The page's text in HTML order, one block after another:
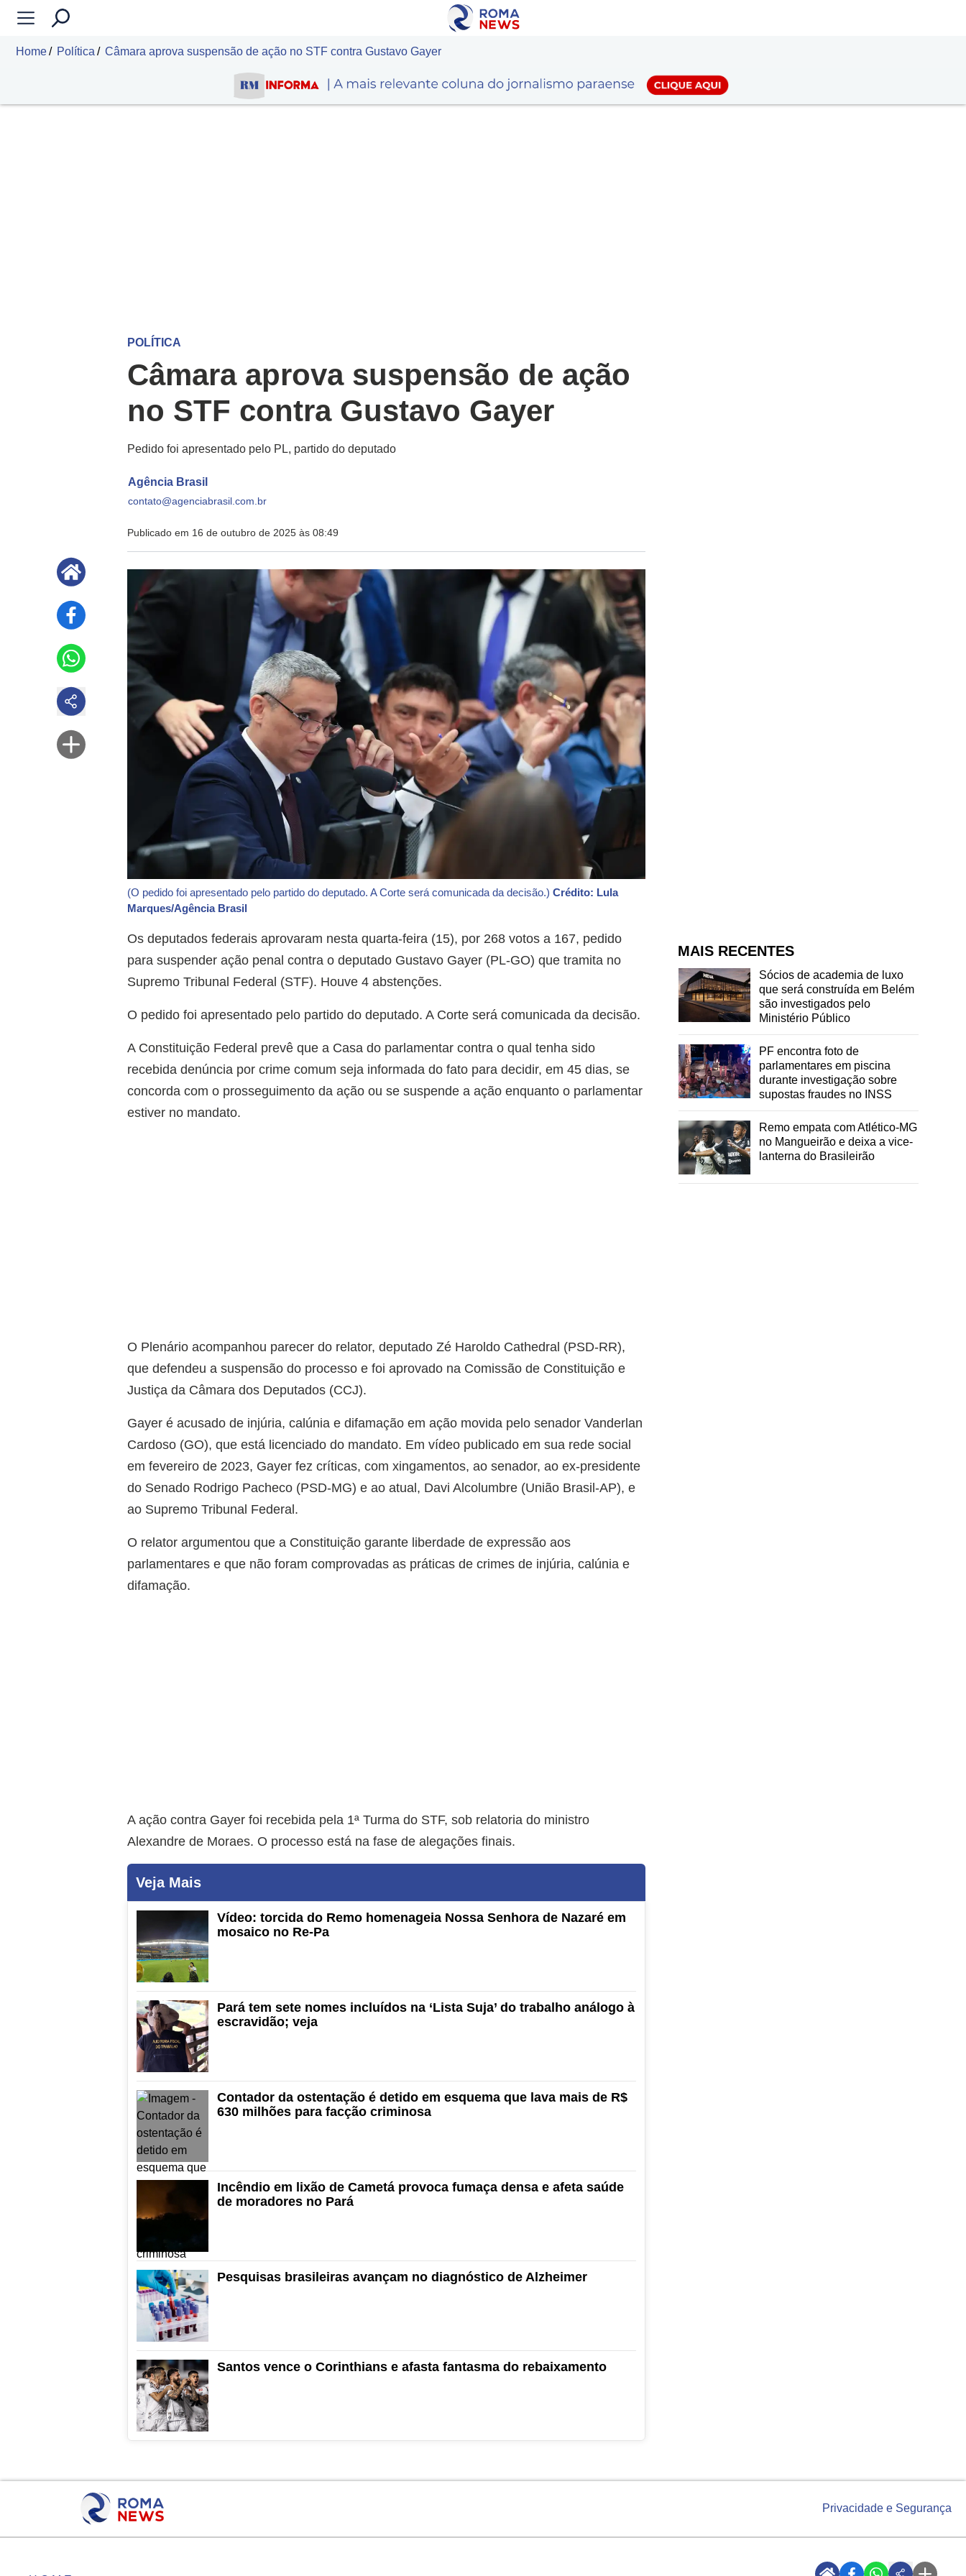
Home Política Câmara aprova suspensão de ação no STF contra Gustavo Gayer
POLÍTICA
Câmara aprova suspensão de ação
no STF contra Gustavo Gayer
Pedido foi apresentado pelo PL, partido do deputado
Agência Brasil
contato@agenciabrasil.com.br
Publicado em 16 de outubro de 2025 às 08:49
(O pedido foi apresentado pelo partido do deputado. A Corte será comunicada da decisão.)Crédito: Lula
Marques/Agência Brasil
Os deputados federais aprovaram nesta quarta-feira (15), por 268 votos a 167, pedido
para suspender ação penal contra o deputado Gustavo Gayer (PL-GO) que tramita no
Supremo Tribunal Federal (STF). Houve 4 abstenções.
O pedido foi apresentado pelo partido do deputado. A Corte será comunicada da decisão.
A Constituição Federal prevê que a Casa do parlamentar contra o qual tenha sido
recebida denúncia por crime comum seja informada do fato para decidir, em 45 dias, se
concorda com o prosseguimento da ação ou se suspende a ação enquanto o parlamentar
estiver no mandato.
O Plenário acompanhou parecer do relator, deputado Zé Haroldo Cathedral (PSD-RR),
que defendeu a suspensão do processo e foi aprovado na Comissão de Constituição e
Justiça da Câmara dos Deputados (CCJ).
Gayer é acusado de injúria, calúnia e difamação em ação movida pelo senador Vanderlan
Cardoso (GO), que está licenciado do mandato. Em vídeo publicado em sua rede social
em fevereiro de 2023, Gayer fez críticas, com xingamentos, ao senador, ao ex-presidente
do Senado Rodrigo Pacheco (PSD-MG) e ao atual, Davi Alcolumbre (União Brasil-AP), e
ao Supremo Tribunal Federal.
O relator argumentou que a Constituição garante liberdade de expressão aos
parlamentares e que não foram comprovadas as práticas de crimes de injúria, calúnia e
difamação.
A ação contra Gayer foi recebida pela 1ª Turma do STF, sob relatoria do ministro
Alexandre de Moraes. O processo está na fase de alegações finais.
Veja Mais
Vídeo: torcida do Remo homenageia Nossa Senhora de Nazaré em
mosaico no Re-Pa
Pará tem sete nomes incluídos na ‘Lista Suja’ do trabalho análogo à
escravidão; veja
Contador da ostentação é detido em esquema que lava mais de R$
630 milhões para facção criminosa
Incêndio em lixão de Cametá provoca fumaça densa e afeta saúde
de moradores no Pará
Pesquisas brasileiras avançam no diagnóstico de Alzheimer
Santos vence o Corinthians e afasta fantasma do rebaixamento
MAIS RECENTES
Sócios de academia de luxo
que será construída em Belém
são investigados pelo
Ministério Público
PF encontra foto de
parlamentares em piscina
durante investigação sobre
supostas fraudes no INSS
Remo empata com Atlético-MG
no Mangueirão e deixa a vice-
lanterna do Brasileirão
Privacidade e Segurança